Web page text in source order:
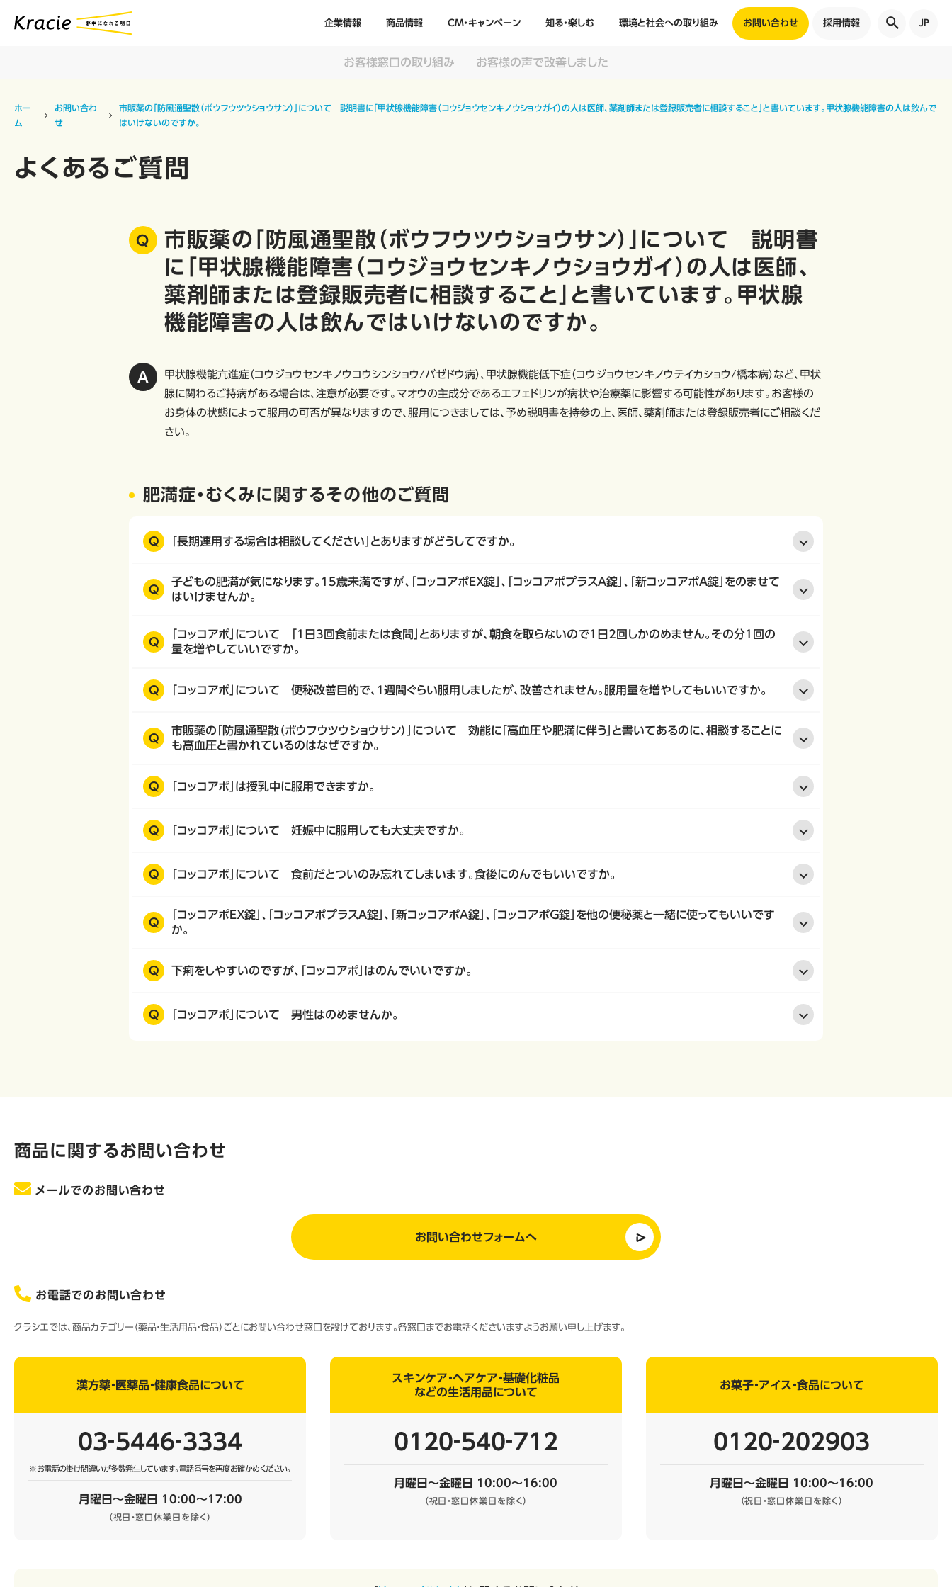
企業情報 商品情報 CM・キャンペーン 知る・楽しむ 環境と社会への取り組み お問い合わせ 採用情報 JP
お客様窓口の取り組み お客様の声で改善しました
ホー
ム
お問い合わ
せ
市販薬の「防風通聖散（ボウフウツウショウサン）」について 説明書に「甲状腺機能障害（コウジョウセンキノウショウガイ）の人は医師、薬剤師または登録販売者に相談すること」と書いています。甲状腺機能障害の人は飲んで
はいけないのですか。
よくあるご質問
市販薬の「防風通聖散（ボウフウツウショウサン）」について 説明書
に「甲状腺機能障害（コウジョウセンキノウショウガイ）の人は医師、
薬剤師または登録販売者に相談すること」と書いています。甲状腺
機能障害の人は飲んではいけないのですか。
甲状腺機能亢進症（コウジョウセンキノウコウシンショウ/バゼドウ病）、甲状腺機能低下症（コウジョウセンキノウテイカショウ/橋本病）など、甲状
腺に関わるご持病がある場合は、注意が必要です。マオウの主成分であるエフェドリンが病状や治療薬に影響する可能性があります。お客様の
お身体の状態によって服用の可否が異なりますので、服用につきましては、予め説明書を持参の上、医師、薬剤師または登録販売者にご相談くだ
さい。
肥満症・むくみに関するその他のご質問
Q 「長期連用する場合は相談してください」とありますがどうしてですか。
Q
子どもの肥満が気になります。15歳未満ですが、「コッコアポＥＸ錠」、「コッコアポプラスＡ錠」、「新コッコアポＡ錠」をのませて
はいけませんか。
Q
「コッコアポ」について 「1日3回食前または食間」とありますが、朝食を取らないので1日2回しかのめません。その分1回の
量を増やしていいですか。
Q 「コッコアポ」について 便秘改善目的で、１週間ぐらい服用しましたが、改善されません。服用量を増やしてもいいですか。
Q
市販薬の「防風通聖散（ボウフウツウショウサン）」について 効能に「高血圧や肥満に伴う」と書いてあるのに、相談することに
も高血圧と書かれているのはなぜですか。
Q 「コッコアポ」は授乳中に服用できますか。
Q 「コッコアポ」について 妊娠中に服用しても大丈夫ですか。
Q 「コッコアポ」について 食前だとついのみ忘れてしまいます。食後にのんでもいいですか。
Q
「コッコアポＥＸ錠」、「コッコアポプラスＡ錠」、「新コッコアポＡ錠」、「コッコアポＧ錠」を他の便秘薬と一緒に使ってもいいです
か。
Q 下痢をしやすいのですが、「コッコアポ」はのんでいいですか。
Q 「コッコアポ」について 男性はのめませんか。
商品に関するお問い合わせ
メールでのお問い合わせ
お問い合わせフォームへ
お電話でのお問い合わせ
クラシエでは、商品カテゴリー（薬品・生活用品・食品）ごとにお問い合わせ窓口を設けております。各窓口までお電話くださいますようお願い申し上げます。
漢方薬・医薬品・健康食品について
03‐5446‐3334
※お電話の掛け間違いが多数発生しています。電話番号を再度お確かめください。
月曜日～金曜日 10:00～17:00
（祝日・窓口休業日を除く）
スキンケア・ヘアケア・基礎化粧品
などの生活用品について
0120‐540‐712
月曜日～金曜日 10:00～16:00
（祝日・窓口休業日を除く）
お菓子・アイス・食品について
0120‐202903
月曜日～金曜日 10:00～16:00
（祝日・窓口休業日を除く）